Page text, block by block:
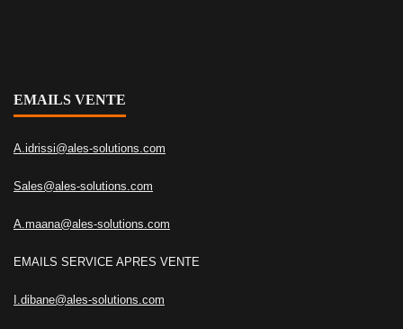
EMAILS VENTE
A.idrissi@ales-solutions.com
Sales@ales-solutions.com
A.maana@ales-solutions.com
EMAILS SERVICE APRES VENTE
I.dibane@ales-solutions.com